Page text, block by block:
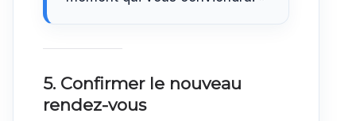
5. Confirmer le nouveau
rendez-vous